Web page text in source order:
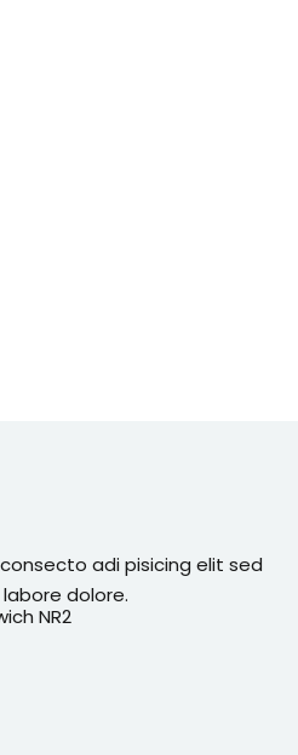
adi pisicing elit sed
dolore.
NR2